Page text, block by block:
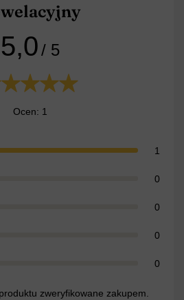
5,0/ 5
Ocen: 1
1
0
0
0
0
zweryfikowane zakupem.